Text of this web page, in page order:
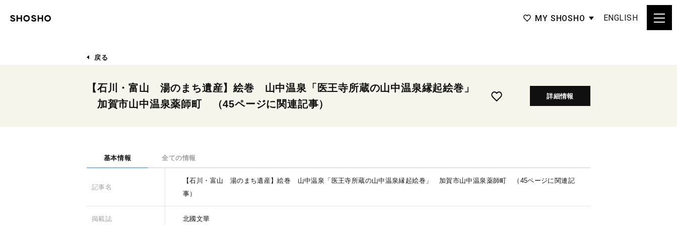
MY SHOSHO ENGLISH
戻る
【石川・富山 湯のまち遺産】絵巻 山中温泉「医王寺所蔵の山中温泉縁起絵巻」
加賀市山中温泉薬師町 （45ページに関連記事）
詳細情報
基本情報 全ての情報
記事名
【石川・富山 湯のまち遺産】絵巻 山中温泉「医王寺所蔵の山中温泉縁起絵巻」 加賀市山中温泉薬師町 （45ページに関連記
事）
掲載誌 北國文華